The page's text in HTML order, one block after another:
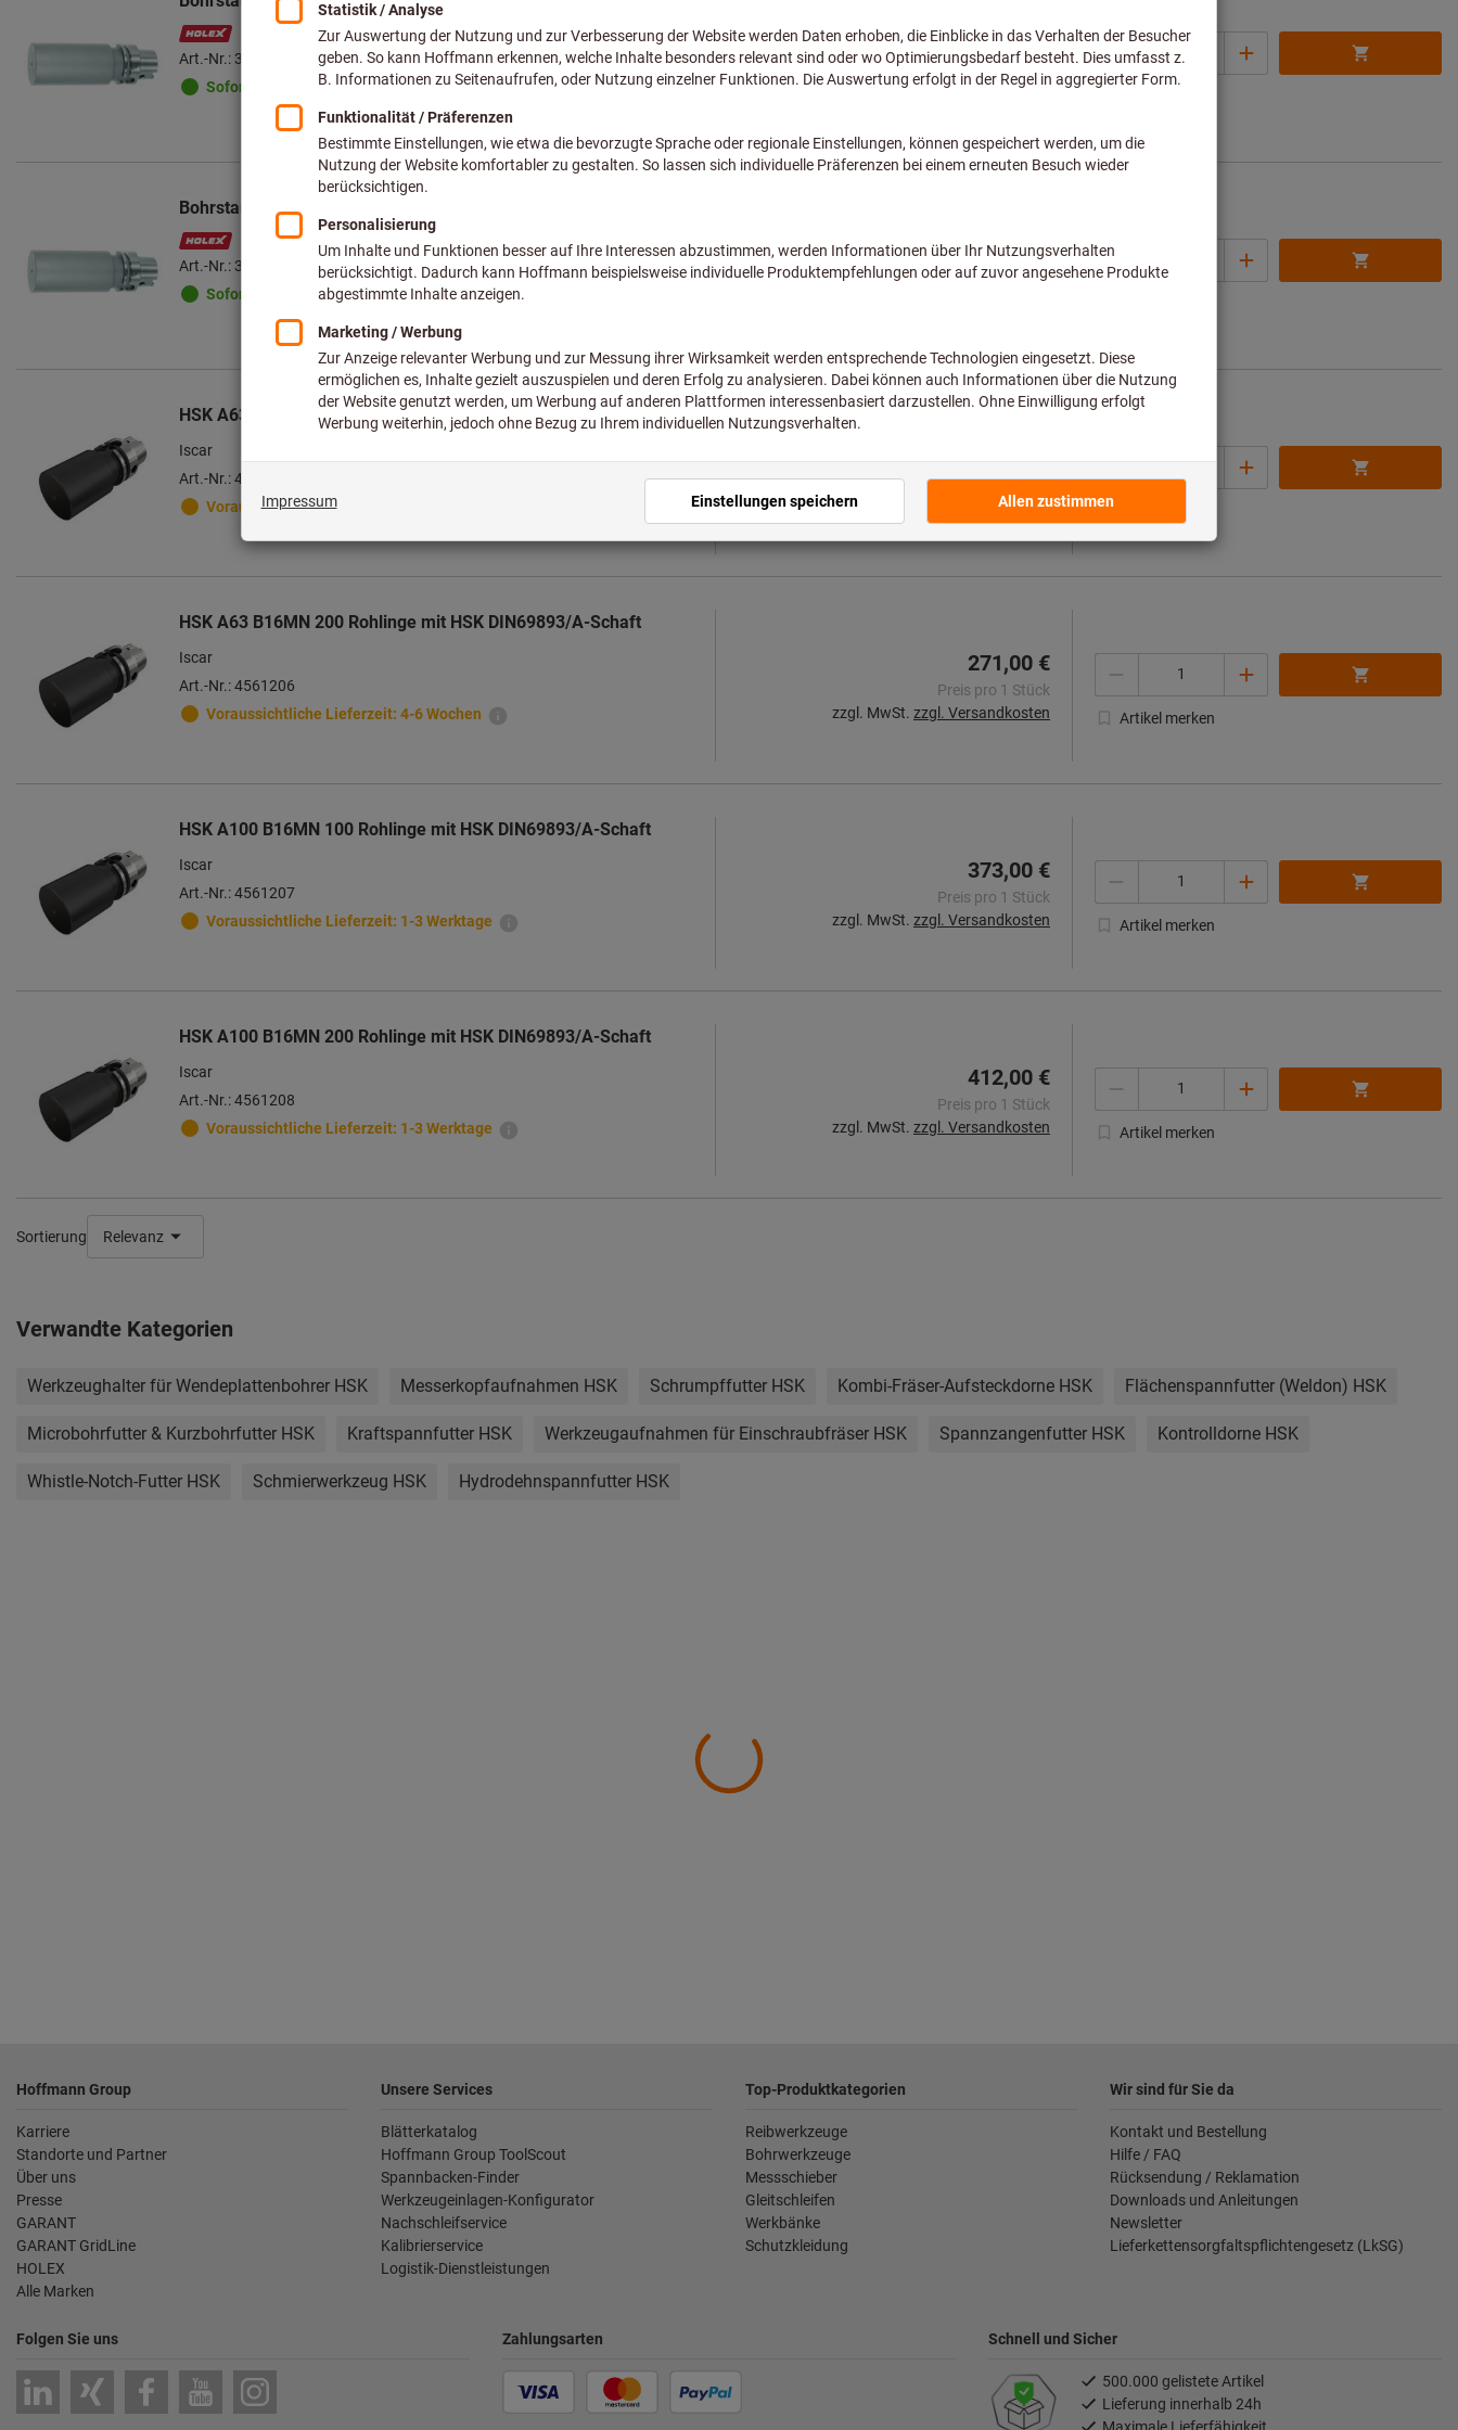
Art.-Nr.: 307025 160
Sofort lieferbar
118,00 €
Preis pro 1 Stück
zzgl. MwSt.
zzgl. Versandkosten
Menge
Bohrstangenrohling, HSK-A 100, A-Maß: 250mm
Art.-Nr.: 307027 250
Sofort lieferbar
231,00 €
Preis pro 1 Stück
Menge
HSK A63 B16MN 100 Rohlinge mit HSK DIN69893/A-Schaft
Iscar
Art.-Nr.: 4561205
Voraussichtliche Lieferzeit: 4-6 Wochen
250,00 €
Preis pro 1 Stück
zzgl. MwSt.
zzgl. Versandkosten
HSK A63 B16MN 200 Rohlinge mit HSK DIN69893/A-Schaft
Iscar
Art.-Nr.: 4561206
Voraussichtliche Lieferzeit: 4-6 Wochen
271,00 €
Preis pro 1 Stück
zzgl. MwSt. zzgl. Versandkosten Artikel merken
HSK A100 B16MN 100 Rohlinge mit HSK DIN69893/A-Schaft
Iscar
Art.-Nr.: 4561207
Voraussichtliche Lieferzeit: 1-3 Werktage
373,00 €
Preis pro 1 Stück
zzgl. MwSt. zzgl. Versandkosten Artikel merken
HSK A100 B16MN 200 Rohlinge mit HSK DIN69893/A-Schaft
Iscar
Art.-Nr.: 4561208
Voraussichtliche Lieferzeit: 1-3 Werktage
412,00 €
Preis pro 1 Stück
zzgl. MwSt. zzgl. Versandkosten Artikel merken
Sortierung Relevanz
Verwandte Kategorien
Werkzeughalter für Wendeplattenbohrer HSK Messerkopfaufnahmen HSK Schrumpffutter HSK Kombi-Fräser-Aufsteckdorne HSK Flächenspannfutter (Weldon) HSK
Microbohrfutter & Kurzbohrfutter HSK Kraftspannfutter HSK Werkzeugaufnahmen für Einschraubfräser HSK Spannzangenfutter HSK Kontrolldorne HSK
Whistle-Notch-Futter HSK Schmierwerkzeug HSK Hydrodehnspannfutter HSK
Hoffmann Group
Karriere
Standorte und Partner
Über uns
Presse
GARANT
GARANT GridLine
HOLEX
Alle Marken
Unsere Services
Blätterkatalog
Hoffmann Group ToolScout
Spannbacken-Finder
Werkzeugeinlagen-Konfigurator
Nachschleifservice
Kalibrierservice
Logistik-Dienstleistungen
Top-Produktkategorien
Reibwerkzeuge
Bohrwerkzeuge
Messschieber
Gleitschleifen
Werkbänke
Schutzkleidung
Wir sind für Sie da
Kontakt und Bestellung
Hilfe / FAQ
Rücksendung / Reklamation
Downloads und Anleitungen
Newsletter
Lieferkettensorgfaltspflichtengesetz (LkSG)
Folgen Sie uns Zahlungsarten Schnell und Sicher
500.000 gelistete Artikel
Lieferung innerhalb 24h